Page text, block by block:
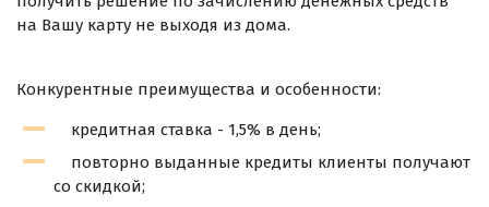
на Вашу карту не выходя из дома.
Конкурентные преимущества и особенности:
кредитная ставка - 1,5% в день;
повторно выданные кредиты клиенты получают
со скидкой;